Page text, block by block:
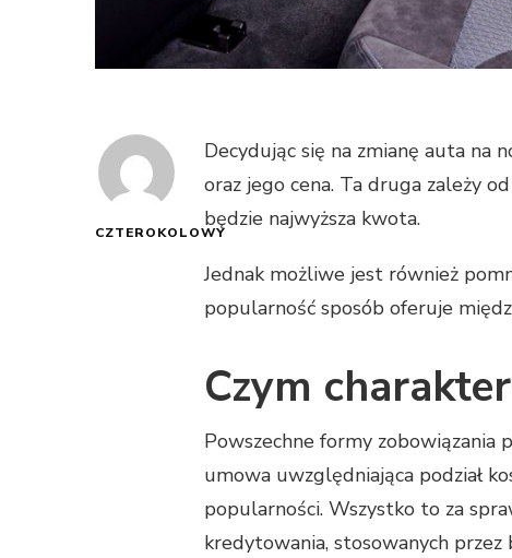
CZTEROKOLOWY
Decydując się na zmianę auta na
oraz jego cena. Ta druga zależy
będzie najwyższa kwota.
Jednak możliwe jest również
popularność sposób oferuje
Czym
Powszechne formy zobowiązania
umowa uwzględniająca podział
popularności. Wszystko to za
kredytowania, stosowanych przez